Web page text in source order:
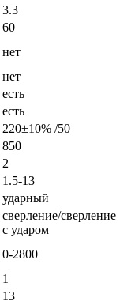
3.3
60
нет
нет
есть
есть
220±10% /50
850
2
1.5-13
ударный
сверление/сверление
с ударом
0-2800
1
13